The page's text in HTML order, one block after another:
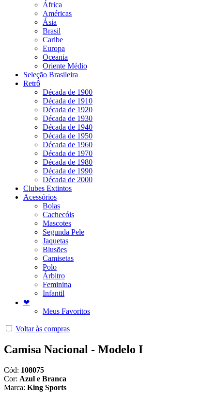
África
Américas
Ásia
Brasil
Caribe
Europa
Oceania
Oriente Médio
Seleção Brasileira
Retrô
Década de 1900
Década de 1910
Década de 1920
Década de 1930
Década de 1940
Década de 1950
Década de 1960
Década de 1970
Década de 1980
Década de 1990
Década de 2000
Clubes Extintos
Acessórios
Bolas
Cachecóis
Mascotes
Segunda Pele
Jaquetas
Blusões
Camisetas
Polo
Árbitro
Feminina
Infantil
❤
Meus Favoritos
Voltar às compras
Camisa Nacional - Modelo I
Cód: 108075
Cor: Azul e Branca
Marca: King Sports